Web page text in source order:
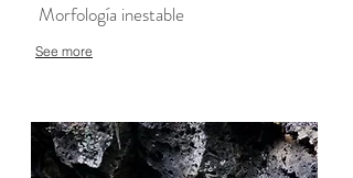
Morfología inestable
See more